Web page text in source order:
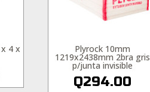
4 x Plyrock 10mm
1219x2438mm 2bra gris
p/junta invisible
Q294.00